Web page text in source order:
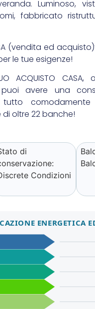
Luminoso,
fabbricato
(vendita ed
le tue esigenze!
CASA,
puoi avere una
tutto
oltre 22 banche!
di
Condizioni
ENERGETICA